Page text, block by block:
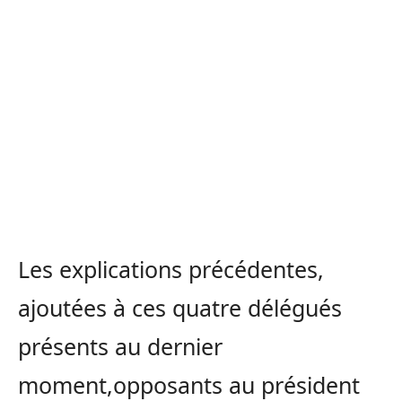
Les explications précédentes,
ajoutées à ces quatre délégués
présents au dernier
moment,opposants au président